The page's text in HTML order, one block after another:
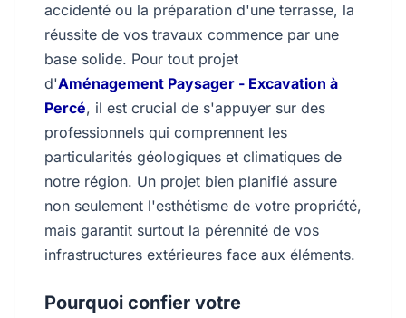
accidenté ou la préparation d'une terrasse, la
réussite de vos travaux commence par une
base solide. Pour tout projet
d'Aménagement Paysager - Excavation à
Percé, il est crucial de s'appuyer sur des
professionnels qui comprennent les
particularités géologiques et climatiques de
notre région. Un projet bien planifié assure
non seulement l'esthétisme de votre propriété,
mais garantit surtout la pérennité de vos
infrastructures extérieures face aux éléments.
Pourquoi confier votre